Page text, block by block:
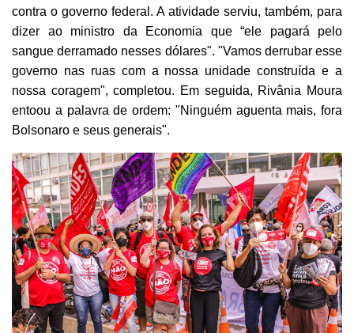
contra o governo federal. A atividade serviu, também, para
dizer ao ministro da Economia que “ele pagará pelo
sangue derramado nesses dólares". "Vamos derrubar esse
governo nas ruas com a nossa unidade construída e a
nossa coragem", completou. Em seguida, Rivânia Moura
entoou a palavra de ordem: "Ninguém aguenta mais, fora
Bolsonaro e seus generais".